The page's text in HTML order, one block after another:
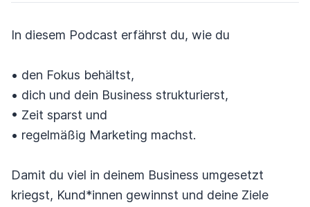
In diesem Podcast erfährst du, wie du
• den Fokus behältst,
• dich und dein Business strukturierst,
• Zeit sparst und
• regelmäßig Marketing machst.
Damit du viel in deinem Business umgesetzt
kriegst, Kund*innen gewinnst und deine Ziele